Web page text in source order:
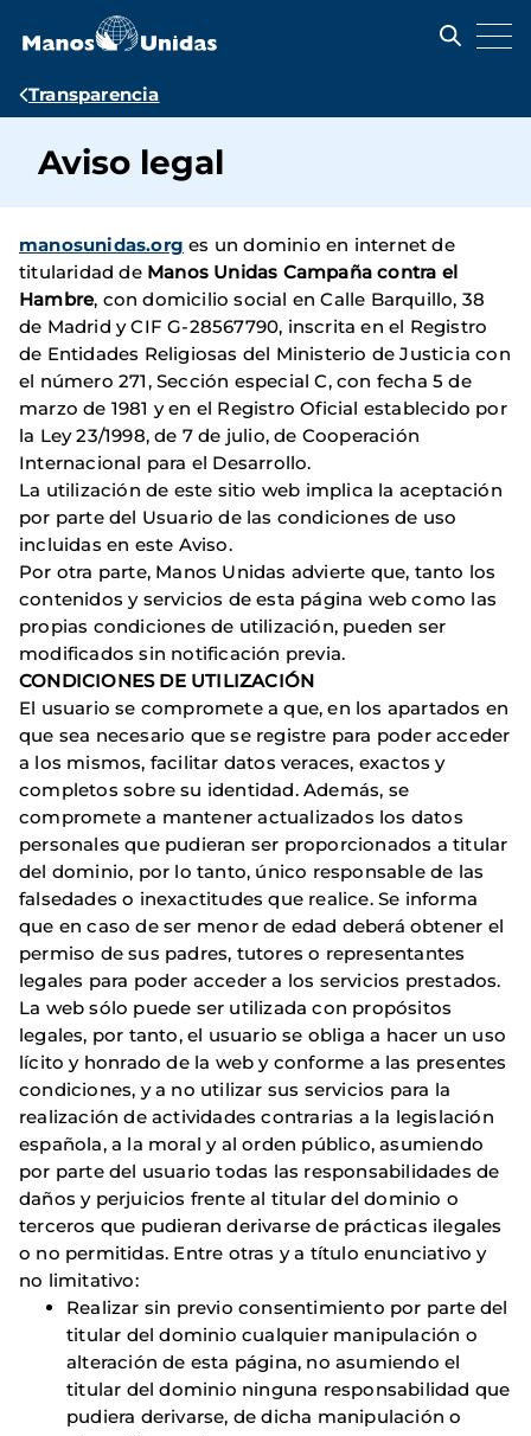
contenido
Ruta
navegación
Transparencia
Aviso legal
manosunidas.org es un dominio en internet de
titularidad de Manos Unidas Campaña contra el
Hambre, con domicilio social en Calle Barquillo, 38
de Madrid y CIF G-28567790, inscrita en el Registro
de Entidades Religiosas del Ministerio de Justicia con
el número 271, Sección especial C, con fecha 5 de
marzo de 1981 y en el Registro Oficial establecido por
la Ley 23/1998, de 7 de julio, de Cooperación
Internacional para el Desarrollo.
La utilización de este sitio web implica la aceptación
por parte del Usuario de las condiciones de uso
incluidas en este Aviso.
Por otra parte, Manos Unidas advierte que, tanto los
contenidos y servicios de esta página web como las
propias condiciones de utilización, pueden ser
modificados sin notificación previa.
CONDICIONES DE UTILIZACIÓN
El usuario se compromete a que, en los apartados en
que sea necesario que se registre para poder acceder
a los mismos, facilitar datos veraces, exactos y
completos sobre su identidad. Además, se
compromete a mantener actualizados los datos
personales que pudieran ser proporcionados a titular
del dominio, por lo tanto, único responsable de las
falsedades o inexactitudes que realice. Se informa
que en caso de ser menor de edad deberá obtener el
permiso de sus padres, tutores o representantes
legales para poder acceder a los servicios prestados.
La web sólo puede ser utilizada con propósitos
legales, por tanto, el usuario se obliga a hacer un uso
lícito y honrado de la web y conforme a las presentes
condiciones, y a no utilizar sus servicios para la
realización de actividades contrarias a la legislación
española, a la moral y al orden público, asumiendo
por parte del usuario todas las responsabilidades de
daños y perjuicios frente al titular del dominio o
terceros que pudieran derivarse de prácticas ilegales
o no permitidas. Entre otras y a título enunciativo y
no limitativo:
Realizar sin previo consentimiento por parte del
titular del dominio cualquier manipulación o
alteración de esta página, no asumiendo el
titular del dominio ninguna responsabilidad que
pudiera derivarse, de dicha manipulación o